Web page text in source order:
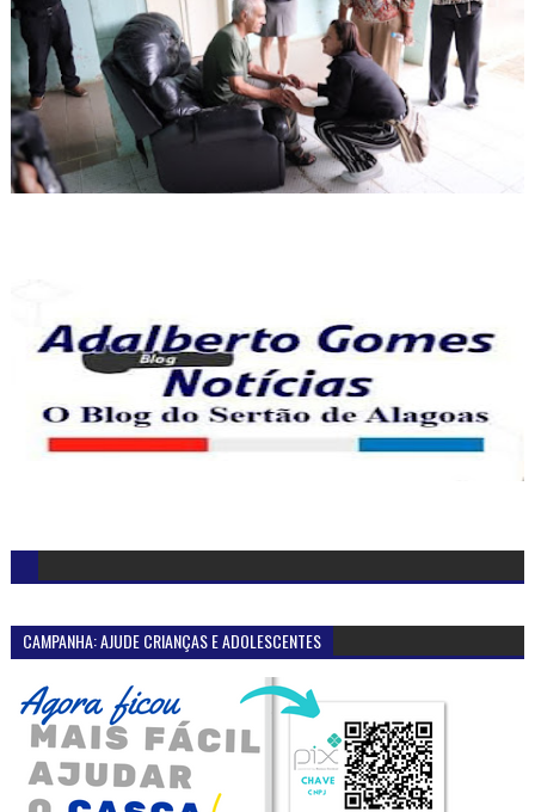
CAMPANHA: AJUDE CRIANÇAS E ADOLESCENTES